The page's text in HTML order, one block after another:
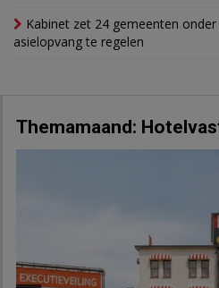
Kabinet zet 24 gemeenten
asielopvang te regelen
Themamaand: